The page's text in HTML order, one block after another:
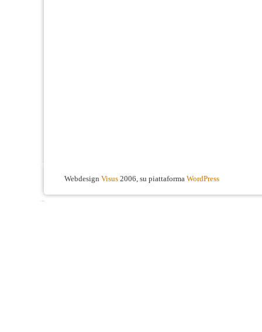
Webdesign Visus 2006, su piattaforma WordPress